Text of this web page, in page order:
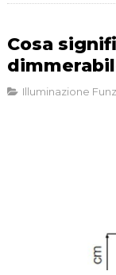
Cosa
Illuminazione